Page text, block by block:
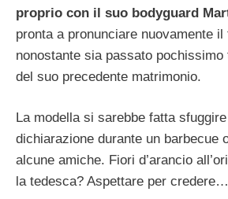
proprio con il suo bodyguard
pronta a pronunciare nuovamente
nonostante sia passato pochissimo
del suo precedente matrimonio.
La modella si sarebbe fatta
dichiarazione durante un barbecue
alcune amiche. Fiori d’arancio
la tedesca? Aspettare per credere…